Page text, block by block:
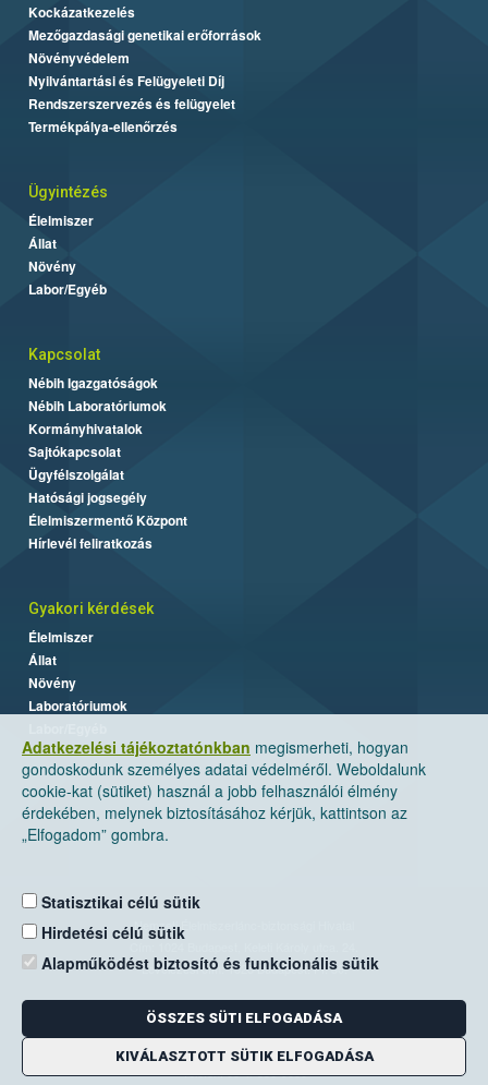
Adatkezelési tájékoztatónkban megismerheti, hogyan
gondoskodunk személyes adatai védelméről. Weboldalunk
cookie-kat (sütiket) használ a jobb felhasználói élmény
érdekében, melynek biztosításához kérjük, kattintson az
„Elfogadom” gombra.
Statisztikai célú sütik
Hirdetési célú sütik
Alapműködést biztosító és funkcionális sütik
ÖSSZES SÜTI ELFOGADÁSA
KIVÁLASZTOTT SÜTIK ELFOGADÁSA
Kockázatkezelés
Mezőgazdasági genetikai erőforrások
Növényvédelem
Nyilvántartási és Felügyeleti Díj
Rendszerszervezés és felügyelet
Termékpálya-ellenőrzés
Ügyintézés
Élelmiszer
Állat
Növény
Labor/Egyéb
Kapcsolat
Nébih Igazgatóságok
Nébih Laboratóriumok
Kormányhivatalok
Sajtókapcsolat
Ügyfélszolgálat
Hatósági jogsegély
Élelmiszermentő Központ
Hírlevél feliratkozás
Gyakori kérdések
Élelmiszer
Állat
Növény
Laboratóriumok
Nemzeti Élelmiszerlánc-biztonsági Hivatal
Levelezési cím: 1525 Budapest. Pf. 30.
E-mail:ugyfelszolgalat@nebih.gov.hu
Zöld szám: 06-80/263-244
Telefon: 06-1/ 336-9000